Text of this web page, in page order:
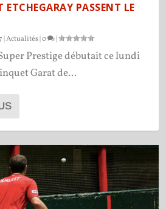
PASSENT LE
|Actualités |0 |
Prestige débutait ce lundi
Garat de...